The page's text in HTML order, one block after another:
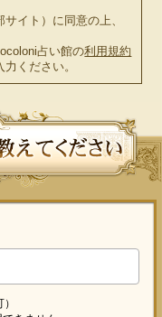
サイト）に同意の上、
占い館の利用規約
ください。